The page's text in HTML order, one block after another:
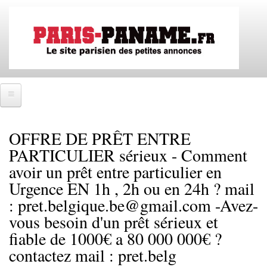
contenu
principal
SE CONNECTER
IMMOBILIER
Ventes immobilières
Locations immobilières
Colocations immobilières
EMPLOIS
OFFRE DE PRÊT ENTRE
PARTICULIER sérieux - Comment
avoir un prêt entre particulier en
Urgence EN 1h , 2h ou en 24h ? mail
: pret.belgique.be@gmail.com -Avez-
vous besoin d'un prêt sérieux et
fiable de 1000€ a 80 000 000€ ?
contactez mail : pret.belg